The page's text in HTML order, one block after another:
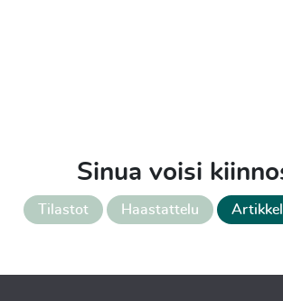
Sinua voisi
Tilastot Haastattelu